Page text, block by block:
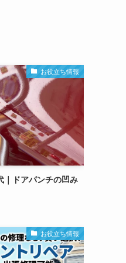
お役立ち情報
｜ドアパンチの凹み
お役立ち情報